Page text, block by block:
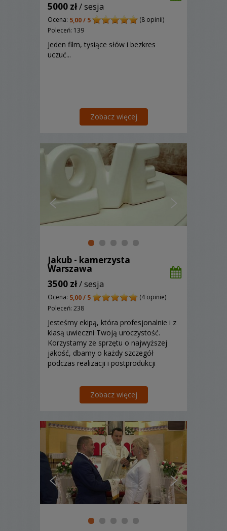
5000 zł/ sesja
Ocena: 5,00 / 5
(8 opinii)
Poleceń: 139
Jeden film, tysiące słów i bezkres
uczuć...
Zobacz więcej
Jakub - kamerzysta
Warszawa
3500 zł/ sesja
Ocena: 5,00 / 5
(4 opinie)
Poleceń: 238
Jesteśmy ekipą, która profesjonalnie i z
klasą uwieczni Twoją uroczystość.
Korzystamy ze sprzętu o najwyższej
jakość, dbamy o każdy szczegół
podczas realizacji i postprodukcji
Zobacz więcej